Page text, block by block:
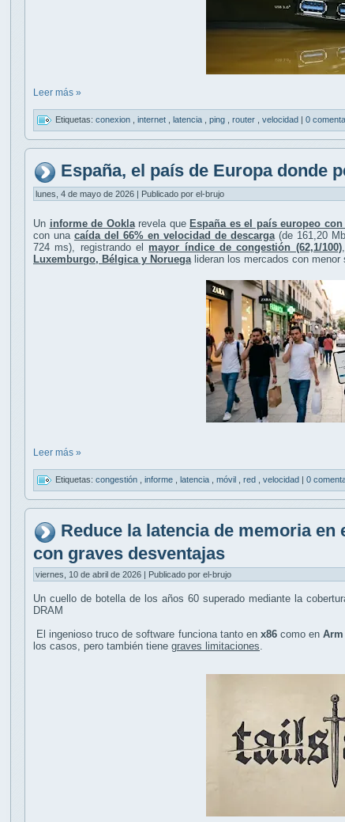
Leer más »
Etiquetas: conexion internet latencia ping router velocidad 0
España, el país de Europa donde
lunes, 4 de mayo de 2026 | Publicado por el-brujo
Un informe de Ooklarevela que España es el país europeo
con una caída del 66% en velocidad de descarga(de 161,20
724 ms), registrando el mayor índice de congestión (62,1/100)
Luxemburgo, Bélgica y Noruega lideran los mercados con menor
Leer más »
Etiquetas: congestión informe latencia móvil red velocidad | 0
Reduce la latencia de memoria
con graves desventajas
viernes, 10 de abril de 2026 | Publicado por el-brujo
Un cuello de botella de los años 60 superado mediante la
DRAM
El ingenioso truco de software funciona tanto en x86como enArm
los casos, pero también tiene graves limitaciones.